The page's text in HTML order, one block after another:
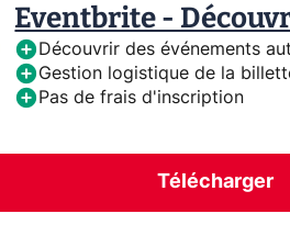
Eventbrite -
Découvrir des événements
Gestion logistique de la
Pas de frais d'inscription
Télécharger